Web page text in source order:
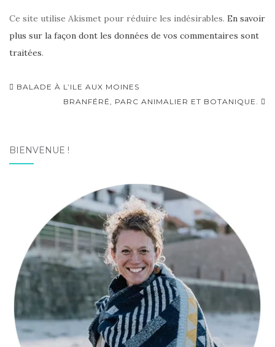
Ce site utilise Akismet pour réduire les indésirables. En savoir
plus sur la façon dont les données de vos commentaires sont
traitées.
Navigation
d'article
BALADE À L’ILE AUX MOINES
BRANFÉRÉ, PARC ANIMALIER ET BOTANIQUE.
BIENVENUE !